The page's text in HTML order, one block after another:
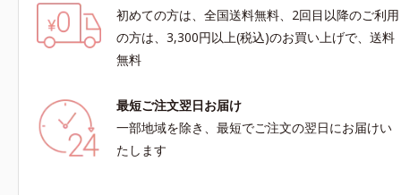
初めての方は、全国送料無料、2回目以降のご利用
の方は、3,300円以上(税込)のお買い上げで、送料
無料
最短ご注文翌日お届け
一部地域を除き、最短でご注文の翌日にお届けい
たします